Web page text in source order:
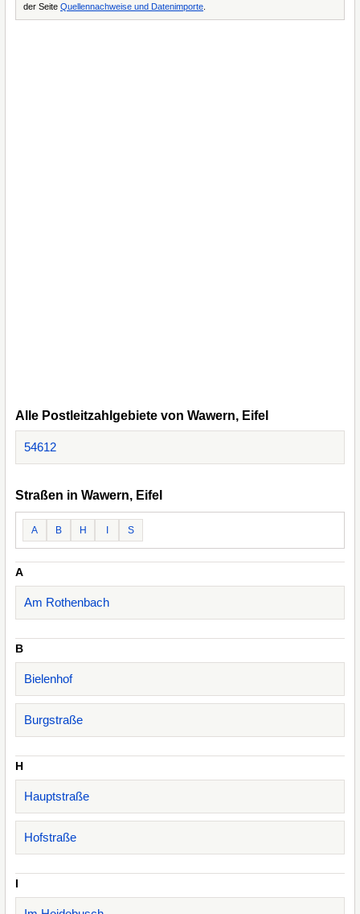
der Seite Quellennachweise und Datenimporte
Alle Postleitzahlgebiete von Wawern, Eifel
54612
Straßen in Wawern, Eifel
A B H S
A
Am Rothenbach
B
Bielenhof
Burgstraße
H
Hauptstraße
Hofstraße
I